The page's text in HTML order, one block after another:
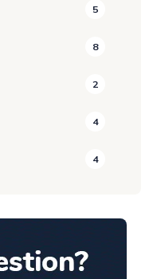
5
8
2
4
4